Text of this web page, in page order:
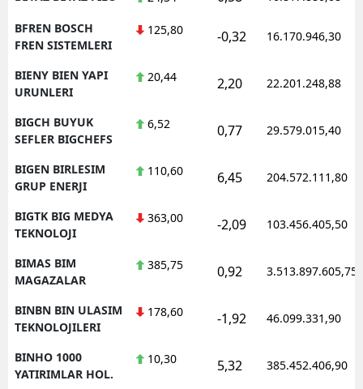
BFREN BOSCH
FREN SISTEMLERI
125,80 -0,32 16.170.946,30
BIENY BIEN YAPI
URUNLERI
20,44 2,20 22.201.248,88
BIGCH BUYUK
SEFLER BIGCHEFS
6,52 0,77 29.579.015,40
BIGEN BIRLESIM
GRUP ENERJI
110,60 6,45 204.572.111,80
BIGTK BIG MEDYA
TEKNOLOJI
363,00 -2,09 103.456.405,50
BIMAS BIM
MAGAZALAR
385,75 0,92 3.513.897.605,75
BINBN BIN ULASIM
TEKNOLOJILERI
178,60 -1,92 46.099.331,90
BINHO 1000
YATIRIMLAR HOL.
10,30 5,32 385.452.406,90